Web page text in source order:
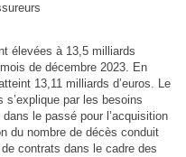
élevées à 13,5 milliards
de décembre 2023. En
13,11 milliards d’euros. Le
par les besoins
le passé pour l’acquisition
du nombre de décès conduit
contrats dans le cadre des